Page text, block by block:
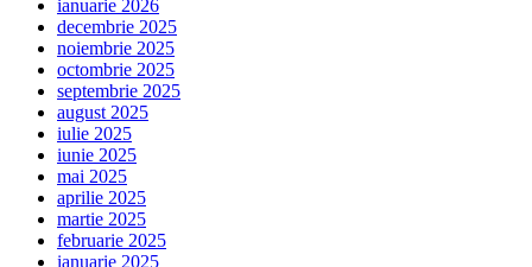
ianuarie 2026
decembrie 2025
noiembrie 2025
octombrie 2025
septembrie 2025
august 2025
iulie 2025
iunie 2025
mai 2025
aprilie 2025
martie 2025
februarie 2025
ianuarie 2025